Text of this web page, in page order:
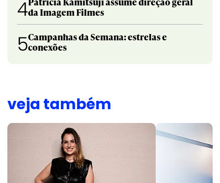
4da Imagem Filmes
5Campanhas da Semana: estrelas e
conexões
veja também